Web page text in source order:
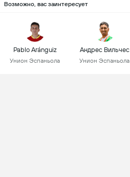
Возможно, вас заинтересует
Pablo Aránguiz
Унион Эспаньола
Андрес Вильчес
Унион Эспаньола